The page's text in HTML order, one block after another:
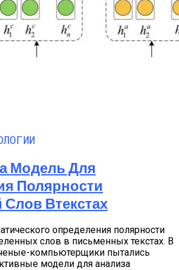
Модель Для
Полярности
Втекстах
определения полярности
слов в письменных текстах. В
компьютерщики пытались
модели для анализа